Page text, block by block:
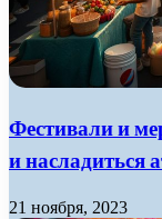
Фестивали и
и насладиться
21 ноября, 2023